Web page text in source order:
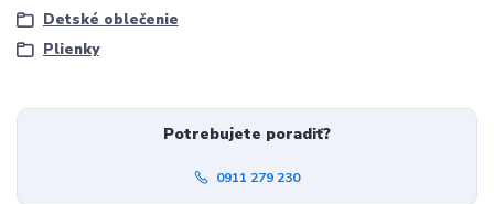
Detské oblečenie
Plienky
Potrebujete poradiť?
0911 279 230